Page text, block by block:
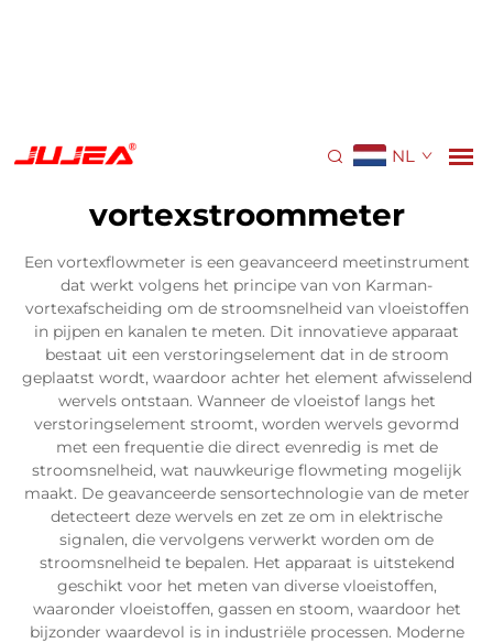
NL
vortexstroommeter
Een vortexflowmeter is een geavanceerd meetinstrument
dat werkt volgens het principe van von Karman-
vortexafscheiding om de stroomsnelheid van vloeistoffen
in pijpen en kanalen te meten. Dit innovatieve apparaat
bestaat uit een verstoringselement dat in de stroom
geplaatst wordt, waardoor achter het element afwisselend
wervels ontstaan. Wanneer de vloeistof langs het
verstoringselement stroomt, worden wervels gevormd
met een frequentie die direct evenredig is met de
stroomsnelheid, wat nauwkeurige flowmeting mogelijk
maakt. De geavanceerde sensortechnologie van de meter
detecteert deze wervels en zet ze om in elektrische
signalen, die vervolgens verwerkt worden om de
stroomsnelheid te bepalen. Het apparaat is uitstekend
geschikt voor het meten van diverse vloeistoffen,
waaronder vloeistoffen, gassen en stoom, waardoor het
bijzonder waardevol is in industriële processen. Moderne